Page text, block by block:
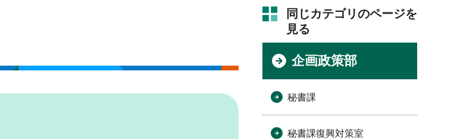
同じカテゴリのページを
見る
企画政策部
秘書課
秘書課復興対策室